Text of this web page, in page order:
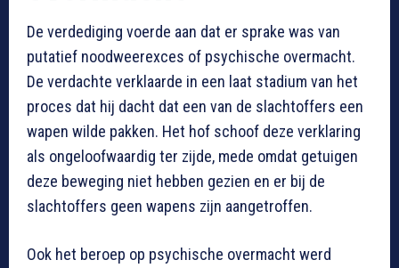
De verdediging voerde aan dat er sprake was van
putatief noodweerexces of psychische overmacht.
De verdachte verklaarde in een laat stadium van het
proces dat hij dacht dat een van de slachtoffers een
wapen wilde pakken. Het hof schoof deze verklaring
als ongeloofwaardig ter zijde, mede omdat getuigen
deze beweging niet hebben gezien en er bij de
slachtoffers geen wapens zijn aangetroffen.
Ook het beroep op psychische overmacht werd